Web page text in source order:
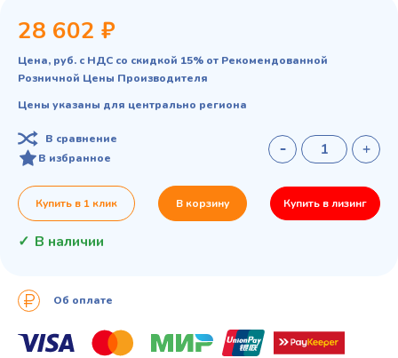
28 602 ₽
Цена, руб. с НДС со скидкой 15% от Рекомендованной
Розничной Цены Производителя
Цены указаны для центрально региона
В сравнение
В избранное
Купить в 1 клик В корзину Купить в лизинг
В наличии
Об оплате